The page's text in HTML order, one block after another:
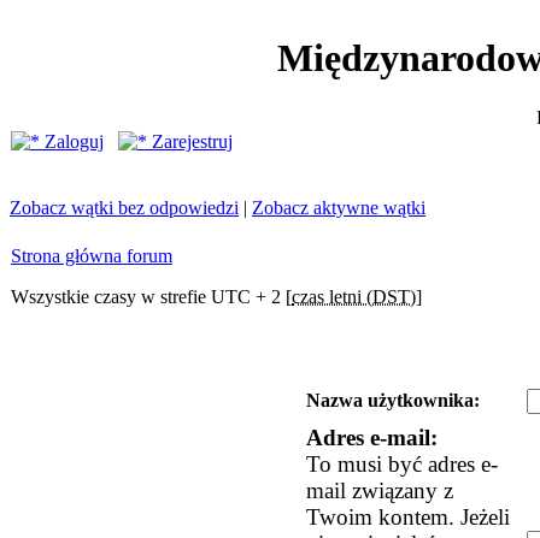
Zaloguj
Zarejestruj
Zobacz wątki bez odpowiedzi | Zobacz aktywne wątki
Strona główna forum
Wszystkie czasy w strefie UTC + 2 [czas letni (DST)]
Nazwa użytkownika:
Adres e-mail:
To musi być adres e-
mail związany z
Twoim kontem. Jeżeli